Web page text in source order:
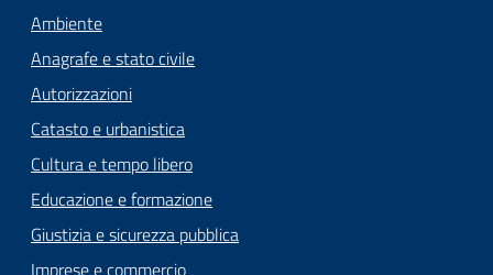
Ambiente
Anagrafe e stato civile
Autorizzazioni
Catasto e urbanistica
Cultura e tempo libero
Educazione e formazione
Giustizia e sicurezza pubblica
Imprese e commercio